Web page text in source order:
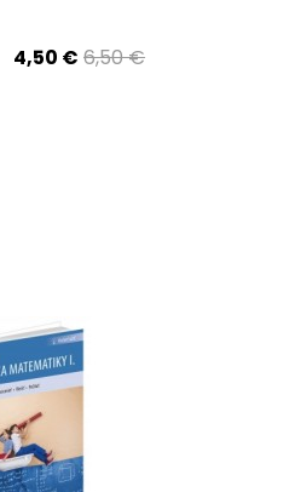
4,50 € 6,50 €